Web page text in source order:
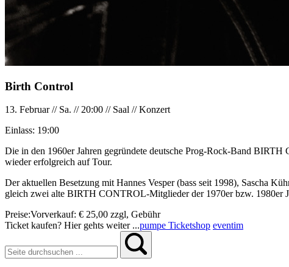
Birth Control
13. Februar// Sa. //20:00 // Saal //Konzert
Einlass: 19:00
Die in den 1960er Jahren gegründete deutsche Prog-Rock-Band
wieder erfolgreich auf Tour.
Der aktuellen Besetzung mit Hannes Vesper (bass seit 1998), Sascha
gleich zwei alte BIRTH CONTROL-Mitglieder der 1970er bzw. 1980er
Preise:Vorverkauf: € 25,00 zzgl, Gebühr
Ticket kaufen? Hier gehts weiter ...pumpe Ticketshop eventim